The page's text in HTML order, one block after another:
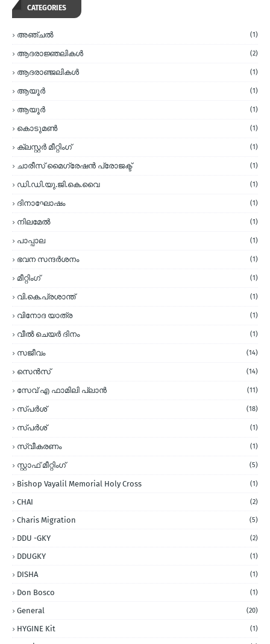
CATEGORIES
അഞ്ചല്‍ (1)
ആദരാജ്ഞലികള്‍ (2)
ആദരാഞ്ജലികള്‍ (1)
ആയൂര്‍ (1)
ആയൂർ (1)
കൊടുമണ്‍ (1)
ക്ലസ്റ്റര്‍ മീറ്റിംഗ് (1)
ചാരീസ് മൈഗ്രേഷന്‍ പ്രോജക്ട് (1)
ഡി.ഡി.യു.ജി.കെ.വൈ (1)
ദിനാഘോഷം (1)
നിലമേല്‍ (1)
പാപ്പാല (1)
ഭവന സന്ദര്‍ശനം (1)
മീറ്റിംഗ് (1)
വി.കെ.പ്രശാന്ത് (1)
വിനോദ യാത്ര (1)
വീല്‍ ചെയര്‍ ദിനം (1)
സജീവം (14)
സെന്‍സ് (14)
സേവ് എ ഫാമിലി പ്ലാന്‍ (11)
സ്പര്‍ശ് (18)
സ്പർശ് (1)
സ്വീകരണം (1)
സ്റ്റാഫ് മീറ്റിംഗ് (5)
Bishop Vayalil Memorial Holy Cross (1)
CHAI (2)
Charis Migration (5)
DDU -GKY (2)
DDUGKY (1)
DISHA (1)
Don Bosco (1)
General (20)
HYGINE Kit (1)